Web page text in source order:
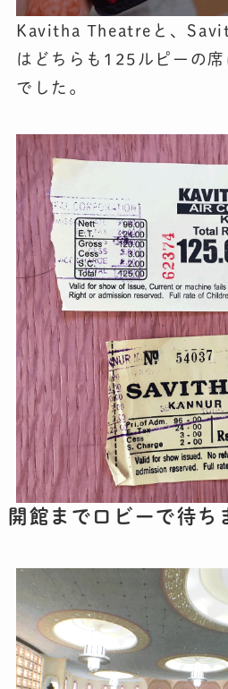
Kavitha Theatreと、
はどちらも125ルピーの
でした。
開館までロビーで待ち